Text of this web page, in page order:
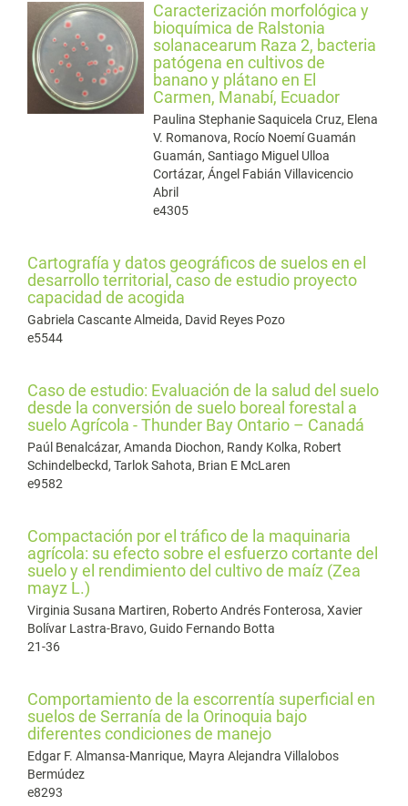
Caracterización morfológica y
bioquímica de Ralstonia
solanacearum Raza 2, bacteria
patógena en cultivos de
banano y plátano en El
Carmen, Manabí, Ecuador
Paulina Stephanie Saquicela Cruz, Elena
V. Romanova, Rocío Noemí Guamán
Guamán, Santiago Miguel Ulloa
Cortázar, Ángel Fabián Villavicencio
Abril
e4305
Cartografía y datos geográficos de suelos en el
desarrollo territorial, caso de estudio proyecto
capacidad de acogida
Gabriela Cascante Almeida, David Reyes Pozo
e5544
Caso de estudio: Evaluación de la salud del suelo
desde la conversión de suelo boreal forestal a
suelo Agrícola - Thunder Bay Ontario – Canadá
Paúl Benalcázar, Amanda Diochon, Randy Kolka, Robert
Schindelbeckd, Tarlok Sahota, Brian E McLaren
e9582
Compactación por el tráfico de la maquinaria
agrícola: su efecto sobre el esfuerzo cortante del
suelo y el rendimiento del cultivo de maíz (Zea
mayz L.)
Virginia Susana Martiren, Roberto Andrés Fonterosa, Xavier
Bolívar Lastra-Bravo, Guido Fernando Botta
21-36
Comportamiento de la escorrentía superficial en
suelos de Serranía de la Orinoquia bajo
diferentes condiciones de manejo
Edgar F. Almansa-Manrique, Mayra Alejandra Villalobos
Bermúdez
e8293